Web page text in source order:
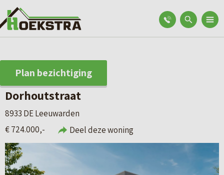
Plan bezichtiging
Dorhoutstraat
8933 DE Leeuwarden
€ 724.000,-
Deel deze woning